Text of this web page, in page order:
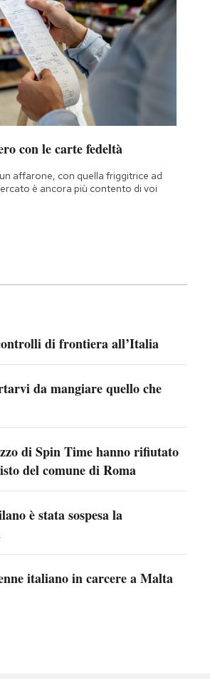
con le carte fedeltà
affarone, con quella friggitrice ad
è ancora più contento di voi
di frontiera all’Italia
da mangiare quello che
di Spin Time hanno rifiutato
del comune di Roma
è stata sospesa la
italiano in carcere a Malta